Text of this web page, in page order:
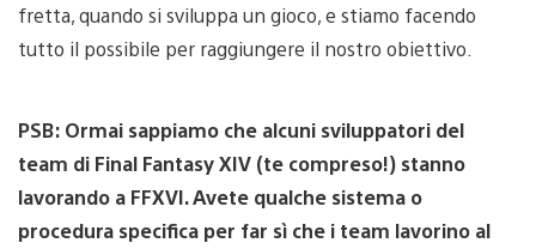
fretta, quando si sviluppa un gioco, e stiamo facendo
tutto il possibile per raggiungere il nostro obiettivo.
PSB: Ormai sappiamo che alcuni sviluppatori del
team di Final Fantasy XIV (te compreso!) stanno
lavorando a FFXVI. Avete qualche sistema o
procedura specifica per far sì che i team lavorino al